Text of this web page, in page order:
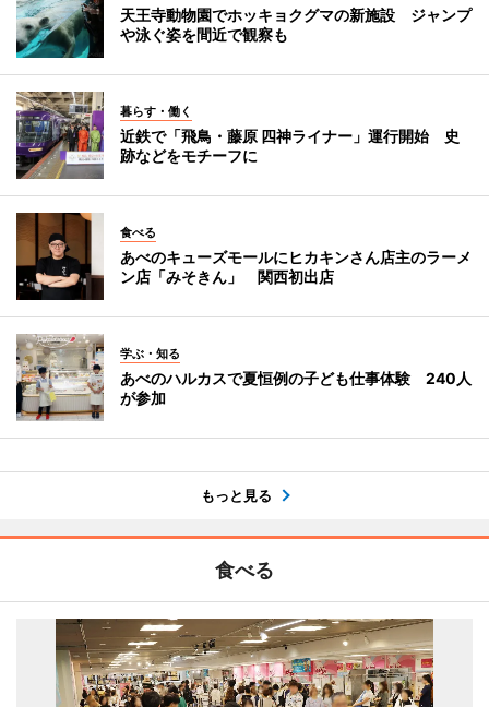
天王寺動物園でホッキョクグマの新施設 ジャンプ
や泳ぐ姿を間近で観察も
暮らす・働く
近鉄で「飛鳥・藤原 四神ライナー」運行開始 史
跡などをモチーフに
食べる
あべのキューズモールにヒカキンさん店主のラーメ
ン店「みそきん」 関西初出店
学ぶ・知る
あべのハルカスで夏恒例の子ども仕事体験 240人
が参加
もっと見る
食べる